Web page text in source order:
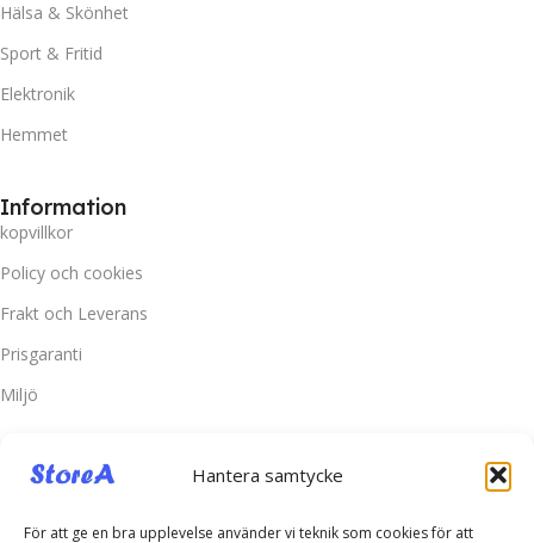
Hantera samtycke
För att ge en bra upplevelse använder vi teknik som cookies för att
Hälsa & Skönhet
Sport & Fritid
Elektronik
Hemmet
Information
kopvillkor
Policy och cookies
Frakt och Leverans
Prisgaranti
Miljö
Kundtjänst
Kontakta oss
Retur & Reklamation